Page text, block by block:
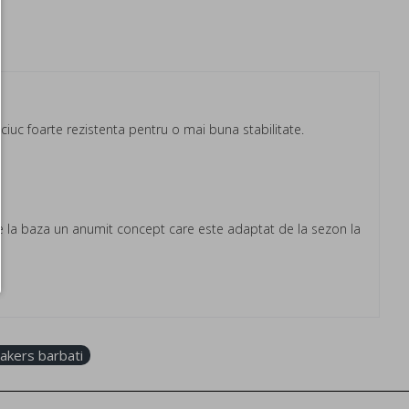
foarte rezistenta pentru o mai buna stabilitate.
la baza un anumit concept care este adaptat de la sezon la
barbati